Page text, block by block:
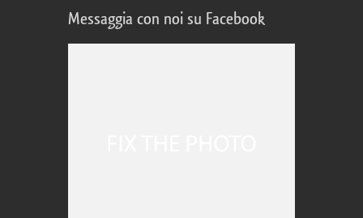
Messaggia con noi su Facebook